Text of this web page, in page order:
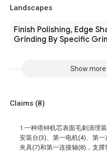
Landscapes
Finish Polishing, Edge
Grinding By Specific
Show more
Claims (8)
1.一种塔钟机芯表面毛刺清理
安装台(3)、第一电机(4)、第
夹具(7)和第一连接轴(8)，支